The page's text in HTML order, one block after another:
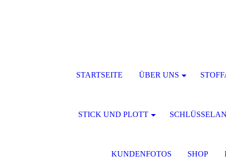
STARTSEITE ÜBER UNS
STICK UND PLOTT
KUNDENFOTOS SHOP